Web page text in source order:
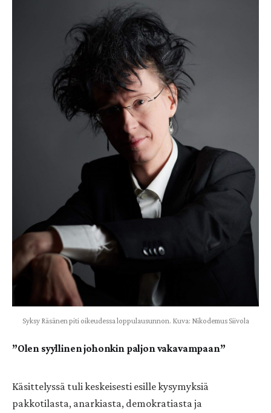
Syksy Räsänen piti oikeudessa loppulausunnon. Kuva: Nikodemus Siivola
”Olen syyllinen johonkin paljon vakavampaan”
Käsittelyssä tuli keskeisesti esille kysymyksiä
pakkotilasta, anarkiasta, demokratiasta ja